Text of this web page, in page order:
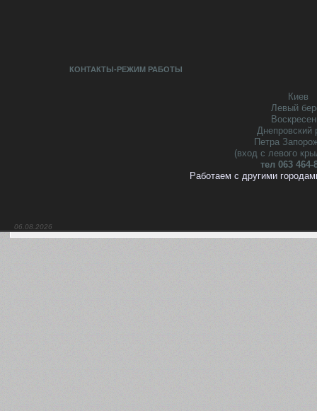
КОНТАКТЫ-РЕЖИМ РАБОТЫ
Киев
Левый
Днепровский
Петра
(вход с левого
тел 063 464-
Работаем с другими
06.08.2026